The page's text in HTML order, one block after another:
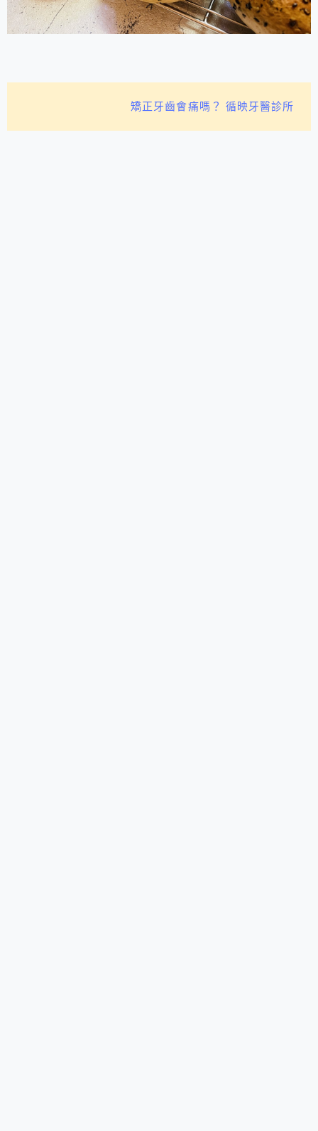
矯正牙齒會痛嗎？ 循映牙醫診所